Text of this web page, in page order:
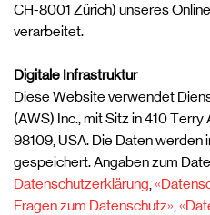
CH-8001 Zürich) unseres
verarbeitet.
Digitale Infrastruktur
Diese Website verwendet
(AWS) Inc., mit Sitz in 410
98109, USA. Die Daten werden
gespeichert. Angaben zum
Datenschutzerklärung,
Fragen zum Datenschutz»,